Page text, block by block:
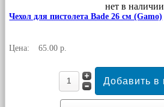
нет в наличии
Чехол для пистолета Bade 26 см (Gamo)
Цена: 65.00 р.